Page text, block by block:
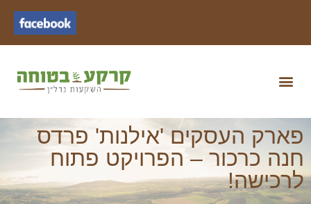
העסקים 'אילנות' פרדס
כרכור – הפרויקט פתוח